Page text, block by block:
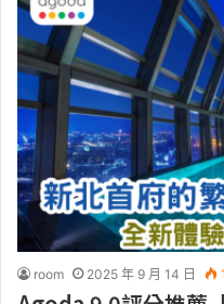
room 2025 年 9 月 14 日